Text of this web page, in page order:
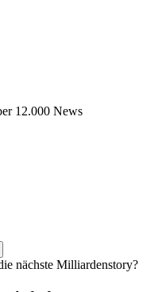
12.000 News
nächste Milliardenstory?